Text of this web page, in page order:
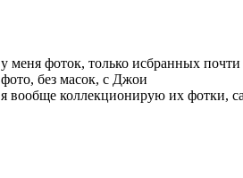
у меня фоток, только исбранных
фото, без масок, с Джои
я вообще коллекционирую их фотки,